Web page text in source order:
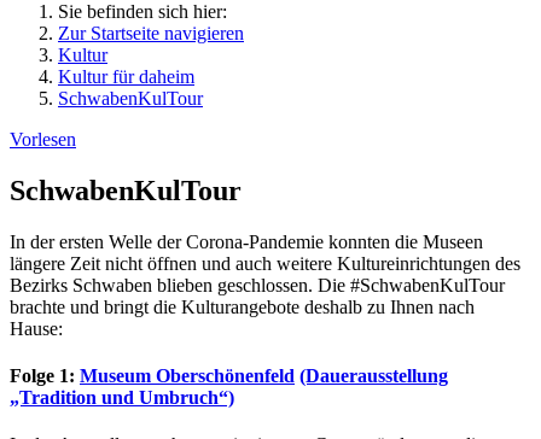
Sie befinden sich hier:
Zur Startseite navigieren
Kultur
Kultur für daheim
SchwabenKulTour
Vorlesen
SchwabenKulTour
In der ersten Welle der Corona-Pandemie konnten die Museen
längere Zeit nicht öffnen und auch weitere Kultureinrichtungen des
Bezirks Schwaben blieben geschlossen. Die #SchwabenKulTour
brachte und bringt die Kulturangebote deshalb zu Ihnen nach
Hause:
Folge 1: Museum Oberschönenfeld (Dauerausstellung
„Tradition und Umbruch“)